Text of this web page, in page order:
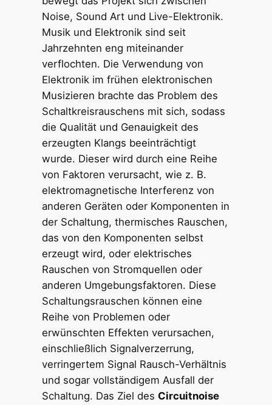
Noise, Sound Art und Live-Elektronik.
Musik und Elektronik sind seit
Jahrzehnten eng miteinander
verflochten. Die Verwendung von
Elektronik im frühen elektronischen
Musizieren brachte das Problem des
Schaltkreisrauschens mit sich, sodass
die Qualität und Genauigkeit des
erzeugten Klangs beeinträchtigt
wurde. Dieser wird durch eine Reihe
von Faktoren verursacht, wie z. B.
elektromagnetische Interferenz von
anderen Geräten oder Komponenten in
der Schaltung, thermisches Rauschen,
das von den Komponenten selbst
erzeugt wird, oder elektrisches
Rauschen von Stromquellen oder
anderen Umgebungsfaktoren. Diese
Schaltungsrauschen können eine
Reihe von Problemen oder
erwünschten Effekten verursachen,
einschließlich Signalverzerrung,
verringertem Signal Rausch-Verhältnis
und sogar vollständigem Ausfall der
Schaltung. Das Ziel des Circuitnoise